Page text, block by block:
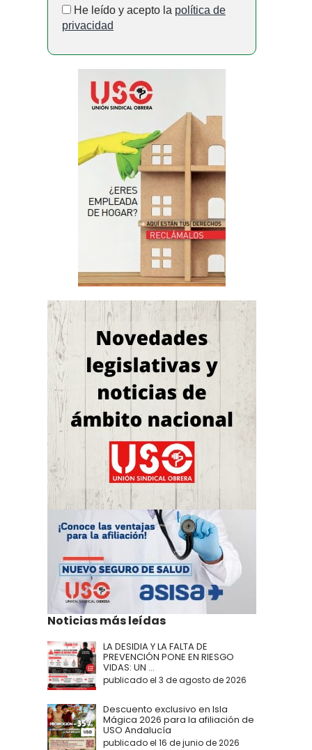
He leído y acepto la política de
privacidad
Noticias más leídas
LA DESIDIA Y LA FALTA DE
PREVENCIÓN PONE EN RIESGO
VIDAS: UN ...
publicado el 3 de agosto de 2026
Descuento exclusivo en Isla
Mágica 2026 para la afiliación de
USO Andalucía
publicado el 16 de junio de 2026